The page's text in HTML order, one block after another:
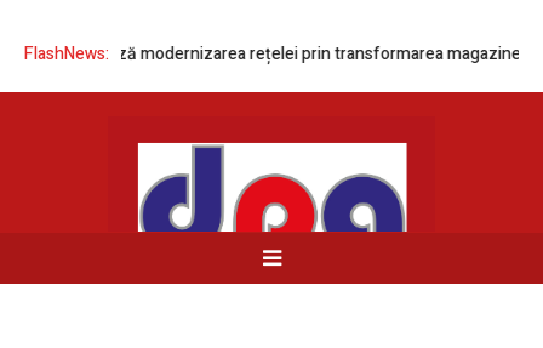
FlashNews:
accelerează modernizarea rețelei prin transformarea magazinelor